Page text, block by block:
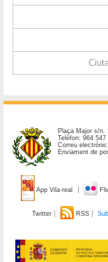
Plaça Major s/n.
Telèfon: 964
Correu
Enviament de
App Vila-real
Twitter RSS